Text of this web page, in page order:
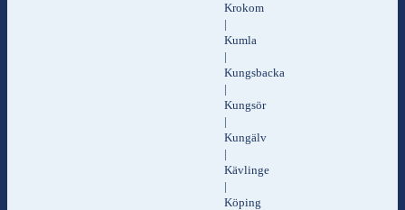
Krokom
|
Kumla
|
Kungsbacka
|
Kungsör
|
Kungälv
|
Kävlinge
|
Köping